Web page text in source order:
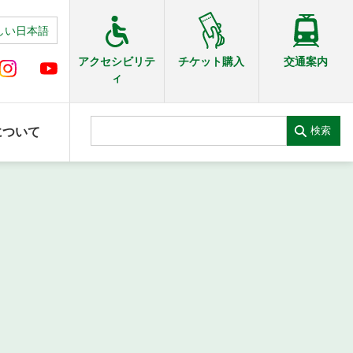
い日本語
アクセシビリテ
ィ
チケット購入 交通案内
いて 検索